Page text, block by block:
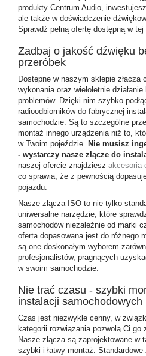
produkty Centrum Audio,
ale także w doświadczenie
Sprawdź pełną ofertę dostępną w
Zadbaj o jakość dźwięku
przeróbek
Dostępne w naszym sklepie
wykonania oraz wieloletnie
problemów. Dzięki nim szybko
radioodbiorników do fabrycznej
samochodzie. Są to szczególne
montaż innego urządzenia niż to,
w Twoim pojeździe. Nie musisz
- wystarczy nasze złącze do
naszej ofercie znajdziesz akcesoria
co sprawia, że z pewnością
pojazdu.
Nasze złącza ISO to nie tylko
uniwersalne narzędzie, które
samochodów niezależnie od marki
oferta dopasowana jest do różnego
są one doskonałym wyborem
profesjonalistów, pragnących
w swoim samochodzie.
Nie trać czasu - szybki
instalacji samochodowych
Czas jest niezwykle cenny, w
kategorii rozwiązania pozwolą Ci
Nasze złącza są zaprojektowane w
szybki i łatwy montaż. Standardowe